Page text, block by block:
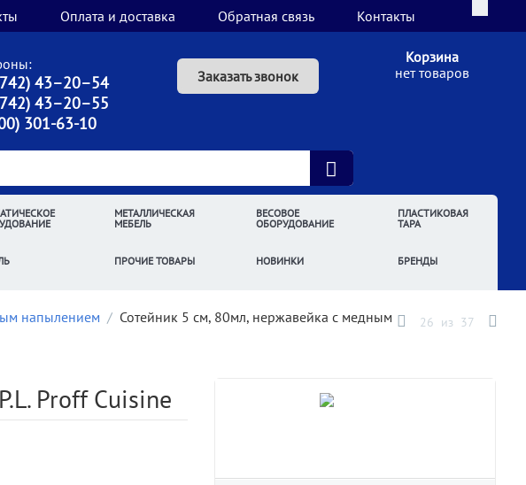
Оплата и доставка Обратная связь Контакты
43–20–54
43–20–55
301-63-10
Заказать звонок
Корзина
нет товаров
МЕТАЛЛИЧЕСКАЯ
МЕБЕЛЬ
ВЕСОВОЕ
ОБОРУДОВАНИЕ
ПЛАСТИКОВАЯ
ТАРА
ПРОЧИЕ ТОВАРЫ НОВИНКИ БРЕНДЫ
напылением / Сотейник 5 см, 80мл, нержавейка с медным
26 из 37
Proff Cuisine